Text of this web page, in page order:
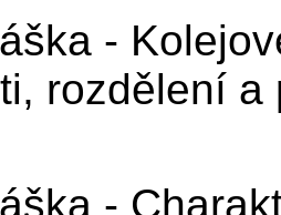
-
rozdělení
-